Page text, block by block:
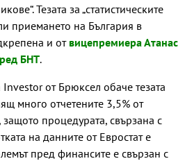
Тезата за „статистическите
приемането на България в
и отвицепремиера Атанас
БНТ.
от Брюксел обаче тезата
много отчетените 3,5% от
процедурата, свързана с
на данните от Евростат е
пред финансите е свързан с